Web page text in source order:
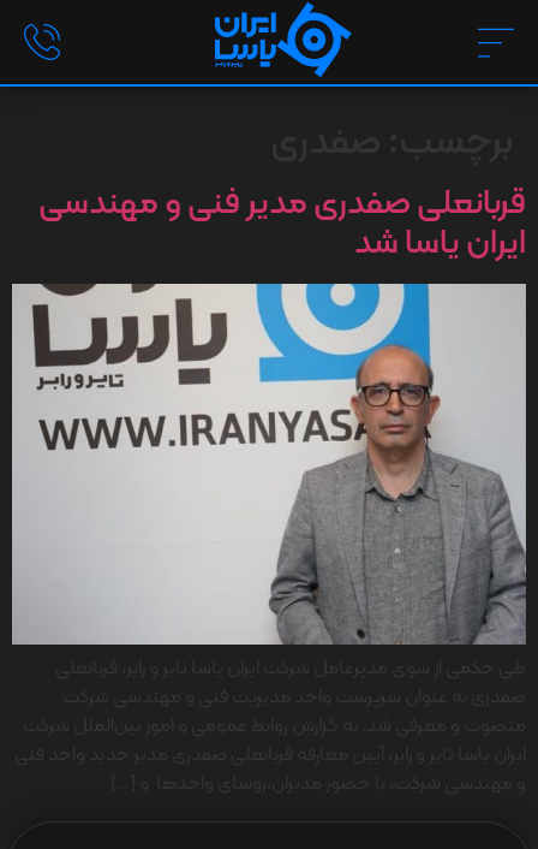
قربانعلی صفدری مدیر فنی و مهندسی
ایران یاسا شد